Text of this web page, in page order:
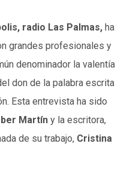
radio Las Palmas, ha
grandes profesionales y
denominador la valentía
don de la palabra escrita
Esta entrevista ha sido
Martín y la escritora,
de su trabajo, Cristina